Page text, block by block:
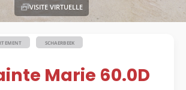
VISITE VIRTUELLE
SCHAERBEEK
Marie 60.0D